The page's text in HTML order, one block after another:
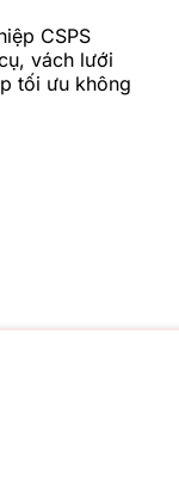
CSPS
vách lưới
tối ưu không